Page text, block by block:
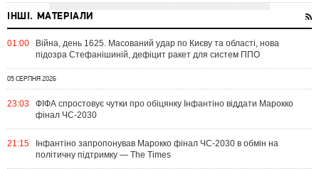
ІНШІ. МАТЕРІАЛИ
01:00
Війна, день 1625. Масований удар по Києву та області, нова
підозра Стефанішиній, дефіцит ракет для систем ППО
05 СЕРПНЯ 2026
23:03
ФІФА спростовує чутки про обіцянку Інфантіно віддати Марокко
фінал ЧС-2030
21:15
Інфантіно запропонував Марокко фінал ЧС-2030 в обмін на
політичну підтримку — The Times